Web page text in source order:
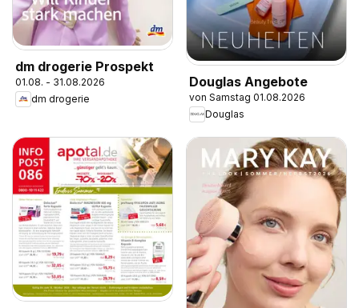
dm drogerie Prospekt
01.08. - 31.08.2026
dm drogerie
Douglas Angebote
von Samstag 01.08.2026
Douglas